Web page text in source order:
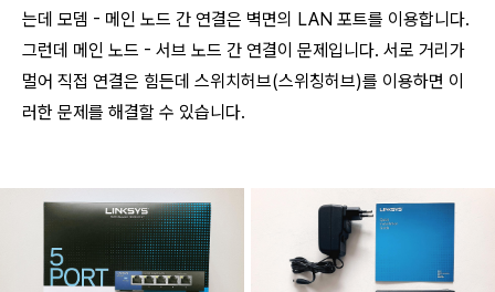
는데 모뎀 - 메인 노드 간 연결은 벽면의 LAN 포트를 이용합니다.
그런데 메인 노드 - 서브 노드 간 연결이 문제입니다. 서로 거리가
멀어 직접 연결은 힘든데 스위치허브(스위칭허브)를 이용하면 이
러한 문제를 해결할 수 있습니다.